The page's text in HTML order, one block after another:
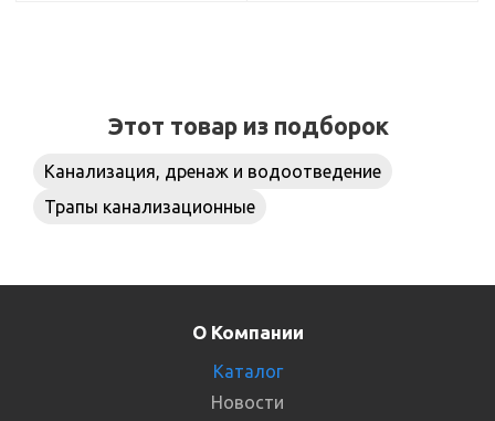
Этот товар из подборок
Канализация, дренаж и водоотведение
Трапы канализационные
О Компании
Каталог
Новости